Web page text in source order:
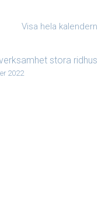
Visa hela kalendern
stora ridhus
2022